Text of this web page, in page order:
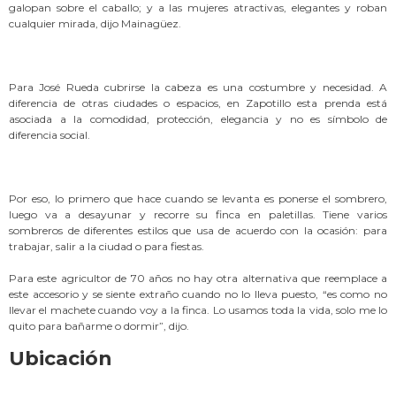
galopan sobre el caballo; y a las mujeres atractivas, elegantes y roban
cualquier mirada, dijo Mainagüez.
Para José Rueda cubrirse la cabeza es una costumbre y necesidad. A
diferencia de otras ciudades o espacios, en Zapotillo esta prenda está
asociada a la comodidad, protección, elegancia y no es símbolo de
diferencia social.
Por eso, lo primero que hace cuando se levanta es ponerse el sombrero,
luego va a desayunar y recorre su finca en paletillas. Tiene varios
sombreros de diferentes estilos que usa de acuerdo con la ocasión: para
trabajar, salir a la ciudad o para fiestas.
Para este agricultor de 70 años no hay otra alternativa que reemplace a
este accesorio y se siente extraño cuando no lo lleva puesto, “es como no
llevar el machete cuando voy a la finca. Lo usamos toda la vida, solo me lo
quito para bañarme o dormir”, dijo.
Ubicación